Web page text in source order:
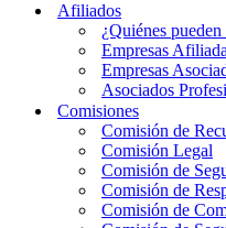
Afiliados
¿Quiénes
Empresas
Empresas
Asociados
Comisiones
Comisión de
Comisión Legal
Comisión de
Comisión de
Comisión de